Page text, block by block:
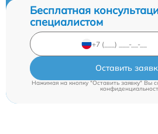
Бесплатная
специалистом
Оставить
Нажимая на кнопку "Оставить заявку" Вы